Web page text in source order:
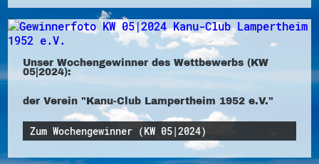
Unser Wochengewinner des Wettbewerbs (KW
05|2024):
der Verein "Kanu-Club Lampertheim 1952 e.V."
Zum Wochengewinner (KW 05|2024)